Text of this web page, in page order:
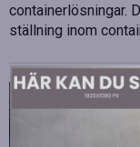
containerlösningar.
ställning inom